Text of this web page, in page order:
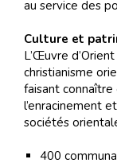
au service des
Culture et
L’Œuvre
christianisme
faisant
l’enracinement
sociétés
400